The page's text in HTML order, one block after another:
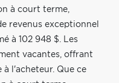
à court terme,
revenus exceptionnel
à 102 948 $. Les
vacantes, offrant
l'acheteur. Que ce